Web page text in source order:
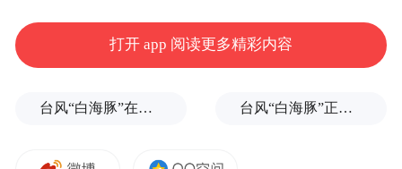
场段空间与资源潜力得到充分挖掘，在建筑
顶部铺设7兆瓦分布式光伏，年发电量可达
770万千瓦时，形成覆盖全场的“绿色发电矩
时段存储富余电能，夜间平稳释放，有效平
打开 app 阅读更多精彩内容
台风“白海豚”在浙江玉环登陆，大片树木被吹倒 台风“白海豚”正式登陆